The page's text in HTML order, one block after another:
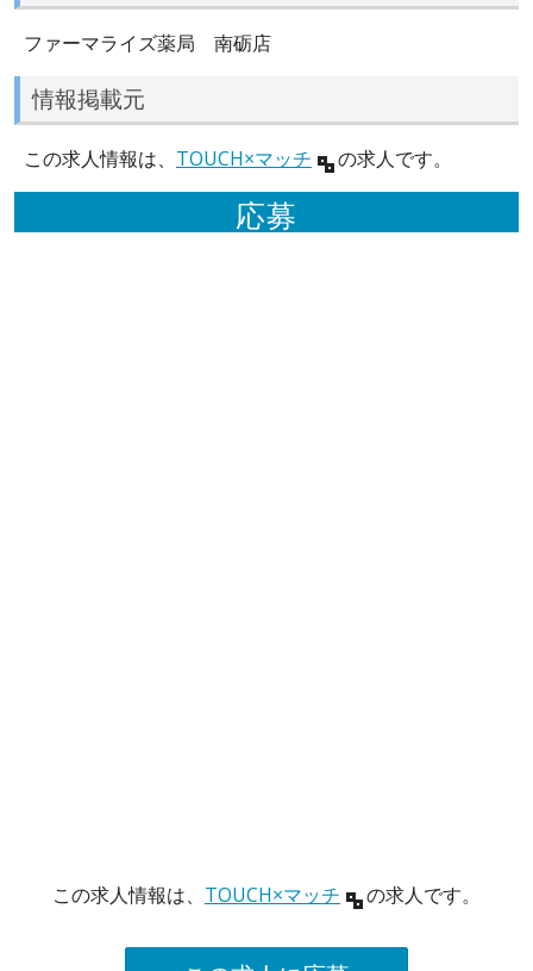
ファーマライズ薬局 南砺店
情報掲載元
この求人情報は、 TOUCH×マッチ の求人です。
応募
この求人情報は、 TOUCH×マッチ の求人です。